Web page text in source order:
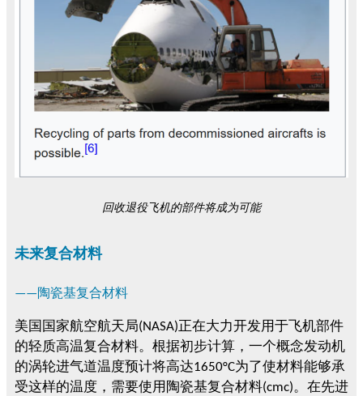
回收退役飞机的部件将成为可能
未来复合材料
——陶瓷基复合材料
美国国家航空航天局(NASA)正在大力开发用于飞机部件
的轻质高温复合材料。根据初步计算，一个概念发动机
的涡轮进气道温度预计将高达1650°C为了使材料能够承
受这样的温度，需要使用陶瓷基复合材料(cmc)。在先进